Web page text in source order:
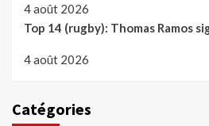
4 août 2026
Top 14 (rugby): Thomas Ramos
4 août 2026
Catégories